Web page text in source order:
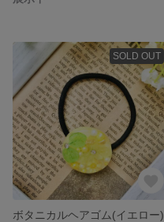
SOLD OUT
ボタニカルヘアゴム(イエロー)